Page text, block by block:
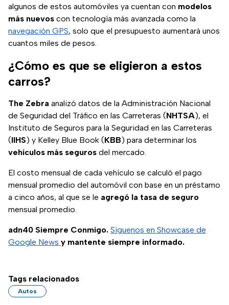
algunos de estos automóviles ya cuentan con modelos
más nuevos con tecnología más avanzada como la
navegación GPS, solo que el presupuesto aumentará unos
cuantos miles de pesos.
¿Cómo es que se eligieron a estos
carros?
The Zebra analizó datos de la Administración Nacional
de Seguridad del Tráfico en las Carreteras (NHTSA), el
Instituto de Seguros para la Seguridad en las Carreteras
(IIHS) y Kelley Blue Book (KBB) para determinar los
vehículos más seguros del mercado.
El costo mensual de cada vehículo se calculó el pago
mensual promedio del automóvil con base en un préstamo
a cinco años, al que se le agregó la tasa de seguro
mensual promedio.
adn40 Siempre Conmigo. Síguenos en Showcase de
Google News y mantente siempre informado.
Tags relacionados
Autos